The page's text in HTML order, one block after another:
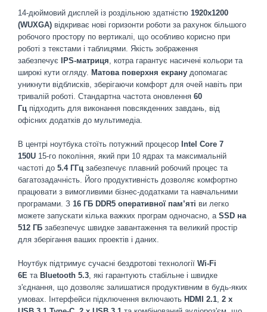
14-дюймовий дисплей із роздільною здатністю 1920x1200
(WUXGA) відкриває нові горизонти роботи за рахунок більшого
робочого простору по вертикалі, що особливо корисно при
роботі з текстами і таблицями. Якість зображення
забезпечує
IPS-матриця, котра гарантує насичені кольори та
широкі кути огляду. Матова поверхня екрану допомагає
уникнути відблисків, зберігаючи комфорт для очей навіть при
тривалій роботі. Стандартна частота оновлення 60
Гц підходить для виконання повсякденних завдань, від
офісних додатків до мультимедіа.
В центрі ноутбука стоїть потужний процесор Intel Core 7
150U 15-го покоління, який при 10 ядрах та максимальній
частоті до 5.4 ГГц забезпечує плавний робочий процес та
багатозадачність. Його продуктивність дозволяє комфортно
працювати з вимогливими бізнес-додатками та навчальними
програмами. З 16 ГБ DDR5 оперативної пам’яті ви легко
можете запускати кілька важких програм одночасно, а SSD на
512 ГБ забезпечує швидке завантаження та великий простір
для зберігання ваших проектів і даних.
Ноутбук підтримує сучасні бездротові технології Wi-Fi
6E та Bluetooth 5.3, які гарантують стабільне і швидке
з'єднання, що дозволяє залишатися продуктивним в будь-яких
умовах. Інтерфейси підключення включають HDMI 2.1, 2 x